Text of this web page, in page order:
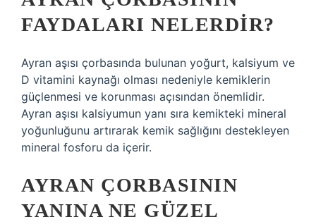
FAYDALARI NELERDIR?
Ayran aşısı çorbasında bulunan yoğurt, kalsiyum ve
D vitamini kaynağı olması nedeniyle kemiklerin
güçlenmesi ve korunması açısından önemlidir.
Ayran aşısı kalsiyumun yanı sıra kemikteki mineral
yoğunluğunu artırarak kemik sağlığını destekleyen
mineral fosforu da içerir.
AYRAN ÇORBASININ
YANINA NE GÜZEL